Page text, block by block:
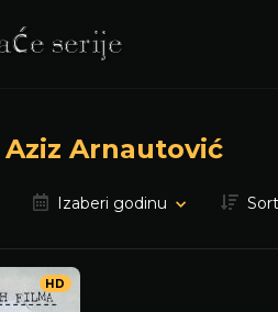
Aziz Arnautović
Izaberi godinu
HD